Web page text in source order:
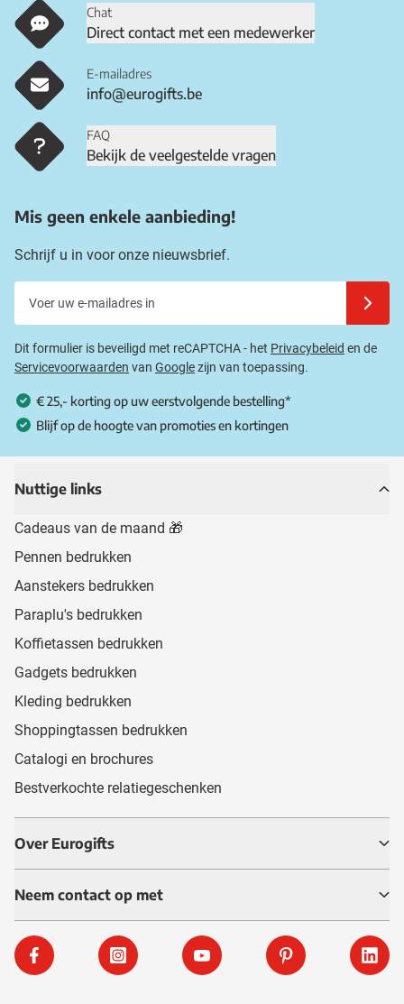
Chat
Direct contact met een medewerker
E-mailadres
info@eurogifts.be
FAQ
Bekijk de veelgestelde vragen
Mis geen enkele aanbieding!
Schrijf u in voor onze nieuwsbrief.
Dit formulier is beveiligd met reCAPTCHA - het Privacybeleid en de
Servicevoorwaarden van Googlezijn van toepassing.
€ 25,- korting op uw eerstvolgende bestelling*
Blijf op de hoogte van promoties en kortingen
Nuttige links
Cadeaus van de maand 🎁
Pennen bedrukken
Aanstekers bedrukken
Paraplu's bedrukken
Koffietassen bedrukken
Gadgets bedrukken
Kleding bedrukken
Shoppingtassen bedrukken
Catalogi en brochures
Bestverkochte relatiegeschenken
Over Eurogifts
Neem contact op met
Facebook Instagram YouTube Pinterest